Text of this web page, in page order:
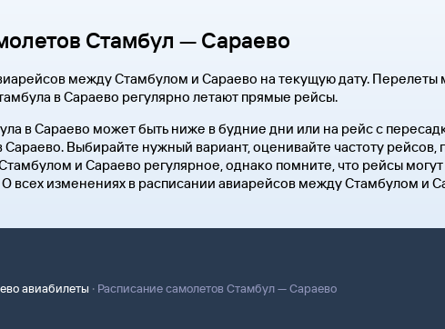
Стамбул — Сараево
между Стамбулом и Сараево на текущую дату.
в Сараево регулярно летают прямые рейсы.
в Сараево может быть ниже в будние дни или на рейс с
Сараево. Выбирайте нужный вариант, оценивайте частоту
и Сараево регулярное, однако помните, что рейсы
всех изменениях в расписании авиарейсов между Стамбулом и
авиабилеты · Расписание самолетов Стамбул — Сараево